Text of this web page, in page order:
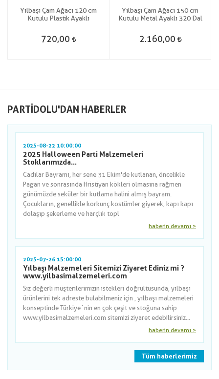
Yılbaşı Çam Ağacı 120 cm
Kutulu Plastik Ayaklı
720,00
Yılbaşı Çam Ağacı 150 cm
Kutulu Metal Ayaklı 320 Dal
2.160,00
PARTIDOLU'DAN HABERLER
2025-08-22 10:00:00
2025 Halloween Parti Malzemeleri
Stoklarımızda...
Cadılar Bayramı, her sene 31 Ekim'de kutlanan, öncelikle
Pagan ve sonrasında Hristiyan kökleri olmasına rağmen
günümüzde seküler bir kutlama halini almış bayram.
Çocukların, genellikle korkunç kostümler giyerek, kapı kapı
dolaşıp şekerleme ve harçlık topl
haberin devamı >
2025-07-26 15:00:00
Yılbaşı Malzemeleri Sitemizi Ziyaret Ediniz mi ?
www.yilbasimalzemeleri.com
Siz değerli müşterilerimizin istekleri doğrultusunda, yılbaşı
ürünlerini tek adreste bulabilmeniz için , yılbaşı malzemeleri
konseptinde Türkiye´nin en çok çeşit ve stoğuna sahip
www.yilbasimalzemeleri.com sitemizi ziyaret edebilirsiniz...
haberin devamı >
Tüm haberlerimiz